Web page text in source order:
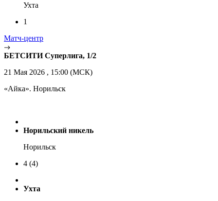
Ухта
1
Матч-центр
БЕТСИТИ Суперлига, 1/2
21 Мая 2026 , 15:00 (МСК)
«Айка». Норильск
Норильский никель
Норильск
4 (4)
Ухта